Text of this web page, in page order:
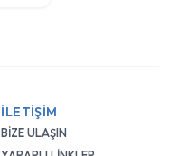
İLETİŞİM
BİZE ULAŞIN